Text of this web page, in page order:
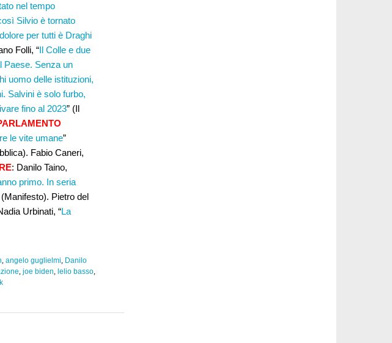
nel tempo
Silvio è tornato
per tutti è Draghi
Folli, “Il Colle e due
Paese. Senza un
uomo delle istituzioni,
Salvini è solo furbo,
fino al 2023” (Il
le vite umane”
Fabio Caneri,
: Danilo Taino,
primo. In seria
(Manifesto). Pietro del
Urbinati, “La
, angelo guglielmi, Danilo
, joe biden, lelio basso,